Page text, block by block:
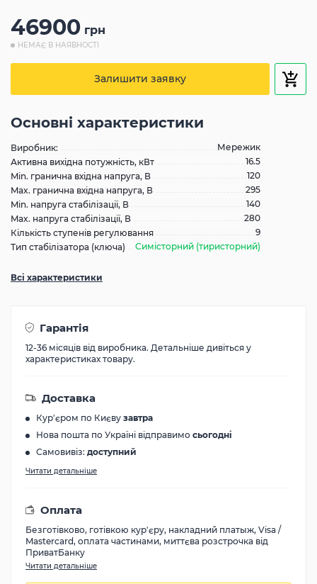
46900 грн
НЕМАЄ В НАЯВНОСТІ
Залишити заявку
Основні характеристики
Виробник:
Мережик
Активна вихідна потужність, кВт
16.5
Min. гранична вхідна напруга, В
120
Max. гранична вхідна напруга, В
295
Min. напруга стабілізації, В
140
Max. напруга стабілізації, В
280
Кількість ступенів регулювання
9
Тип стабілізатора (ключа)
Симісторний (тиристорний)
Всі характеристики
Гарантія
12-36 місяців від виробника. Детальніше дивіться у
характеристиках товару.
Доставка
Кур'єром по Києву завтра
Нова пошта по Україні відправимо сьогодні
Самовивіз: доступний
Читати детальніше
Оплата
Безготівково, готівкою кур'єру, накладний платыж, Visa /
Mastercard, оплата частинами, миттєва розстрочка від
ПриватБанку
Читати детальніше